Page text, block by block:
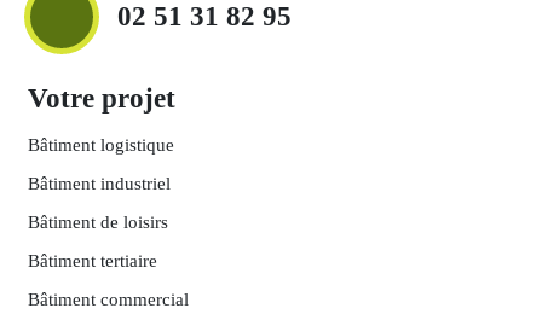
02 51 31 82 95
Votre projet
Bâtiment logistique
Bâtiment industriel
Bâtiment de loisirs
Bâtiment tertiaire
Bâtiment commercial